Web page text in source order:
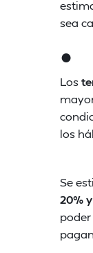
sea
●
Los
los
Se
20%